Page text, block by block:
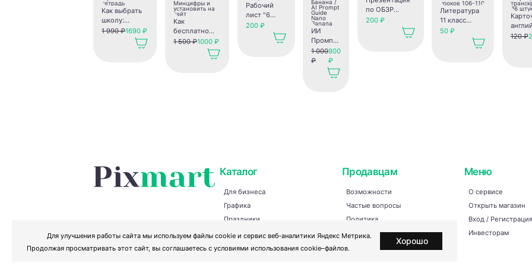
Как выбрать
школу:
путеводитель
родителей +
1 990 ₽1690 ₽
Как
бесплатно
получить OV-
сертификат
безопасности
1 500 ₽1000 ₽
Рабочий
лист "6
шагов к
профессии".
200 ₽
ИИ
Промпт
гайд
Нано
Банана /
1 000
₽
900
₽
по ОБЗР
«Безопасность
пешехода»
200 ₽
Литература
11 класс
(углубленный
Конспекты
50 ₽
языку
120 ₽
Каталог
Для бизнеса
Графика
Праздники
Творчество и рукоделие
Разное
Продавцам
Возможности
Частые вопросы
Политика
Пользовательское соглашение
Меню
О сервисе
Открыть магазин
Вход / Регистрация
Инвесторам
Для улучшения работы сайта мы используем файлы cookie и сервис веб-аналитики Яндекс Метрика.
Продолжая просматривать этот сайт, вы соглашаетесь с условиями использования cookie–файлов.
Хорошо